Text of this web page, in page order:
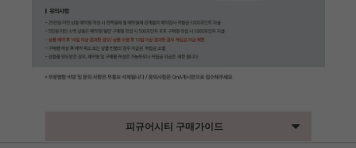
피규어시티 구매가이드